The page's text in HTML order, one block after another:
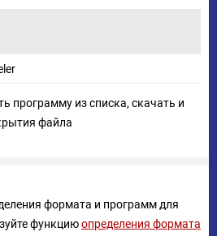
программу из списка, скачать и
файла
формата и программ для
функциюопределения формата